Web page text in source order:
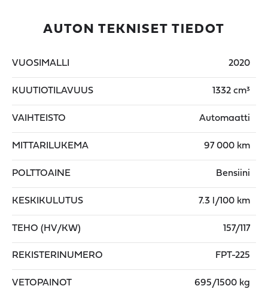
AUTON TEKNISET TIEDOT
VUOSIMALLI 2020
KUUTIOTILAVUUS 1332 cm³
VAIHTEISTO Automaatti
MITTARILUKEMA 97 000 km
POLTTOAINE Bensiini
KESKIKULUTUS 7.3 l/100 km
TEHO (HV/KW) 157/117
REKISTERINUMERO FPT-225
VETOPAINOT 695/1500 kg